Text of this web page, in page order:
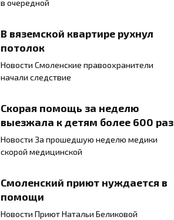
в очередной
В вяземской квартире рухнул
потолок
Новости Смоленские правоохранители
начали следствие
Скорая помощь за неделю
выезжала к детям более 600 раз
Новости За прошедшую неделю медики
скорой медицинской
Смоленский приют нуждается в
помощи
Новости Приют Натальи Беликовой